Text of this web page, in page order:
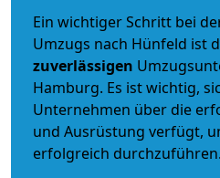
Ein wichtiger Schritt bei
Umzugs nach Hünfeld ist
zuverlässigen
Hamburg. Es ist wichtig,
Unternehmen über die
und Ausrüstung verfügt,
erfolgreich durchzuführen.